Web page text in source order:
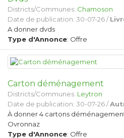
Districts/Communes: Chamoson
Date de publication: 30-07-26 /
A donner dvds
Type d'Annonce: Offre
Carton déménagement
Districts/Communes: Leytron
Date de publication: 30-07-26 /
À donner 4 cartons
Ovronnaz
Type d'Annonce: Offre